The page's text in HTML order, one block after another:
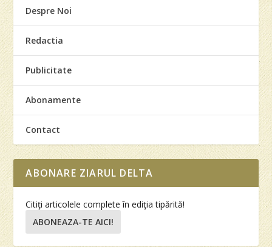
Despre Noi
Redactia
Publicitate
Abonamente
Contact
ABONARE ZIARUL DELTA
Citiţi articolele complete în ediţia tipărită!
ABONEAZA-TE AICI!